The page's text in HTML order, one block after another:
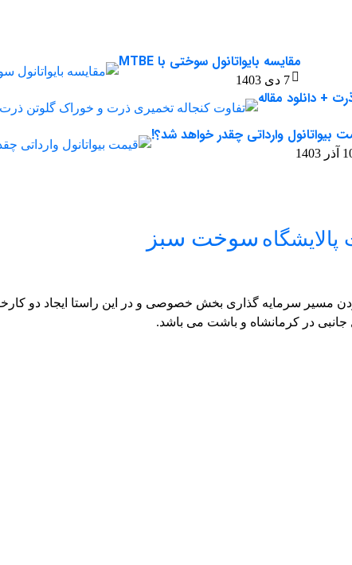
مقایسه بایواتانول سوختی با MTBE
7 دی 1403
+ دانلود مقاله
بیواتانول وارداتی چقدر خواهد شد؟!
1403
سوخت سبز
مسیر سرمایه گذاری بخش خصوصی و در این راستا ایجاد دو
در کرمانشاه و باشت می باشد.